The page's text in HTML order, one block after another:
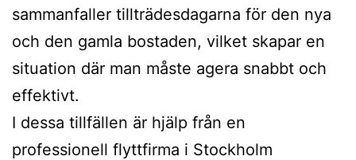
sammanfaller tillträdesdagarna för den nya
och den gamla bostaden, vilket skapar en
situation där man måste agera snabbt och
effektivt.
I dessa tillfällen är hjälp från en
professionell flyttfirma i Stockholm